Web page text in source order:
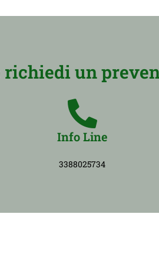
richiedi un
Info Line
3388025734